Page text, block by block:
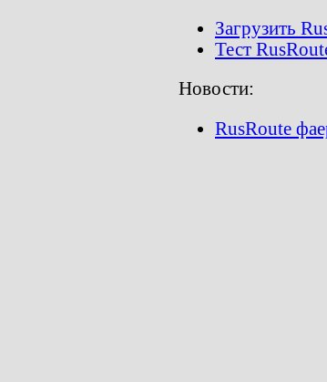
Загрузить
Тест
Новости:
RusRoute